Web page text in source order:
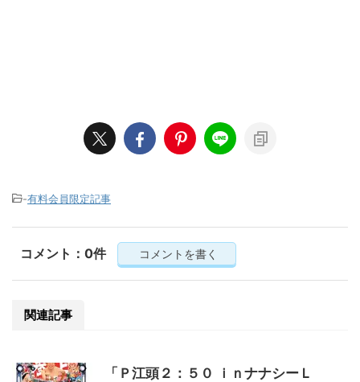
-有料会員限定記事
コメント：0件 コメントを書く
関連記事
「Ｐ江頭２：５０ ｉｎナナシーＬ